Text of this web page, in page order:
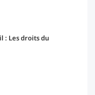
: Les droits du